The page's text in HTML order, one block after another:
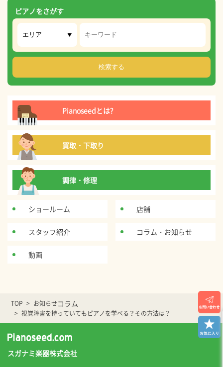
ピアノをさがす
Pianoseedとは?
買取・下取り
調律・修理
ショールーム 店舗
スタッフ紹介 コラム・お知らせ
動画
TOP お知らせコラム
視覚障害を持っていてもピアノを学べる？その方法は？
スガナミ楽器株式会社